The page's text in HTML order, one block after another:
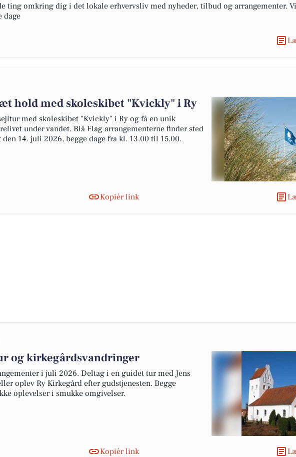
ting omkring dig i det lokale erhvervsliv med nyheder, tilbud og arrangementer.
dage
hold med skoleskibet "Kvickly" i Ry
med skoleskibet "Kvickly" i Ry og få en unik
under vandet. Blå Flag arrangementerne finder sted
14. juli 2026, begge dage fra kl. 13.00 til 15.00.
Kopiér link
og kirkegårdsvandringer
i juli 2026. Deltag i en guidet tur med Jens
oplev Ry Kirkegård efter gudstjenesten. Begge
oplevelser i smukke omgivelser.
Kopiér link